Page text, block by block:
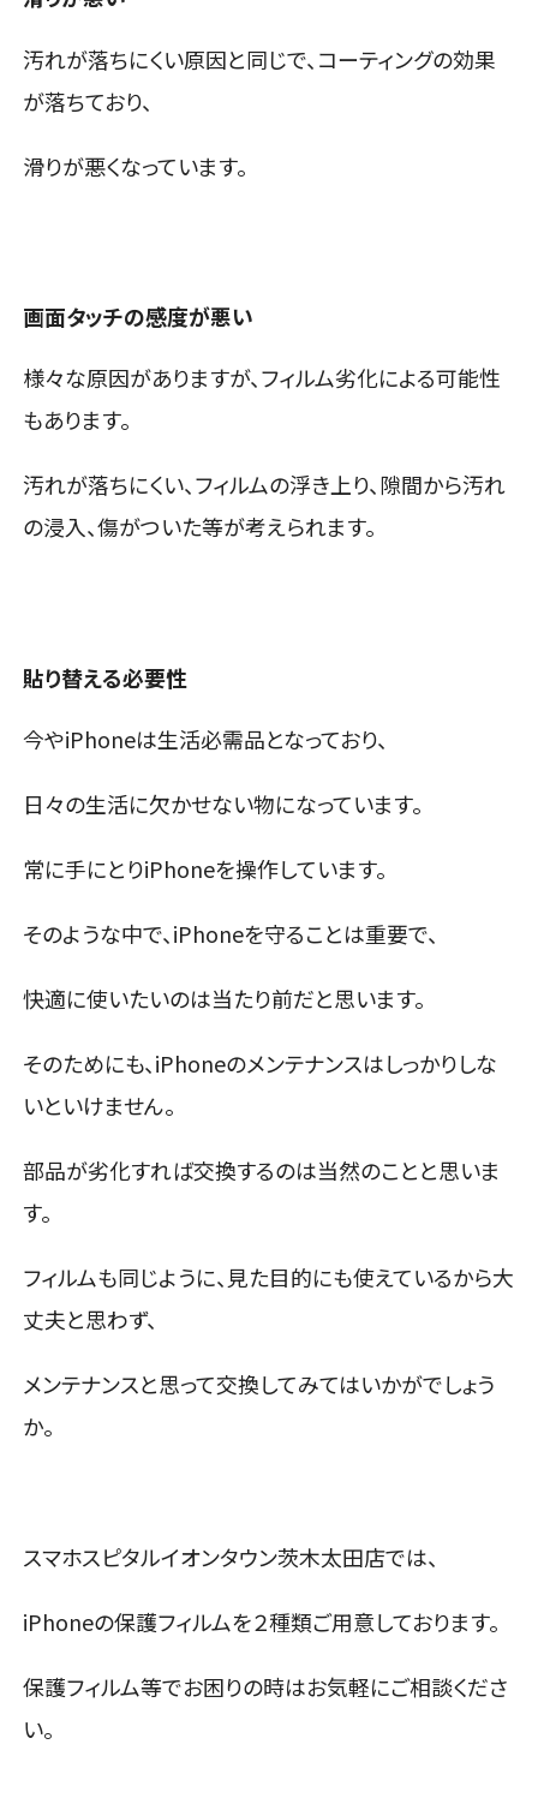
汚れが落ちにくい原因と同じで、コーティングの効果
が落ちており、
滑りが悪くなっています。
画面タッチの感度が悪い
様々な原因がありますが、フィルム劣化による可能性
もあります。
汚れが落ちにくい、フィルムの浮き上り、隙間から汚れ
の浸入、傷がついた等が考えられます。
貼り替える必要性
今やiPhoneは生活必需品となっており、
日々の生活に欠かせない物になっています。
常に手にとりiPhoneを操作しています。
そのような中で、iPhoneを守ることは重要で、
快適に使いたいのは当たり前だと思います。
そのためにも、iPhoneのメンテナンスはしっかりしな
いといけません。
部品が劣化すれば交換するのは当然のことと思いま
す。
フィルムも同じように、見た目的にも使えているから大
丈夫と思わず、
メンテナンスと思って交換してみてはいかがでしょう
か。
スマホスピタルイオンタウン茨木太田店では、
iPhoneの保護フィルムを２種類ご用意しております。
保護フィルム等でお困りの時はお気軽にご相談くださ
い。